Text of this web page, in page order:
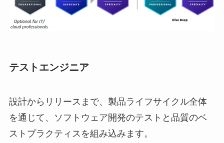
テストエンジニア
設計からリリースまで、製品ライフサイクル全体
を通じて、ソフトウェア開発のテストと品質のベ
ストプラクティスを組み込みます。